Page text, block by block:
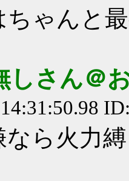
ちゃんと
しさん＠
なら火力